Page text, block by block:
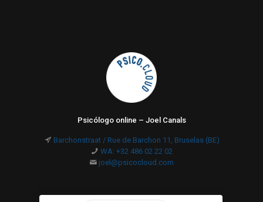
Psicólogo online – Joel Canals
Barchonstraat / Rue de Barchon 11, Bruselas (BE)
WA: +32 486 02 22 02
joel@psicocloud.com